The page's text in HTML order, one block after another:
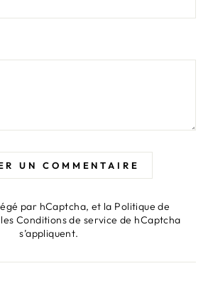
UN COMMENTAIRE
par hCaptcha, et la Politique de
Conditions de service de hCaptcha
s’appliquent.